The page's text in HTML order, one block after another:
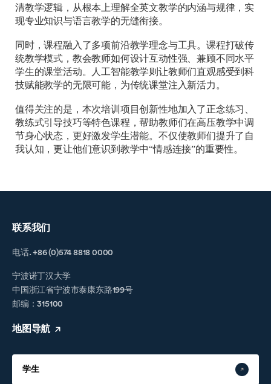
清教学逻辑，从根本上理解全英文教学的内涵与规律，实
现专业知识与语言教学的无缝衔接。
同时，课程融入了多项前沿教学理念与工具。课程打破传
统教学模式，教会教师如何设计互动性强、兼顾不同水平
学生的课堂活动。人工智能教学则让教师们直观感受到科
技赋能教学的无限可能，为传统课堂注入新活力。
值得关注的是，本次培训项目创新性地加入了正念练习、
教练式引导技巧等特色课程，帮助教师们在高压教学中调
节身心状态，更好激发学生潜能。不仅使教师们提升了自
我认知，更让他们意识到教学中“情感连接”的重要性。
联系我们
电话. +86 (0)574 8818 0000
宁波诺丁汉大学
中国浙江省宁波市泰康东路199号
邮编：315100
地图导航
学生